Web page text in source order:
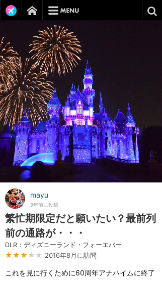
mayu
9年前に投稿
繁忙期限定だと願いたい？最前列
前の通路が・・・
DLR：ディズニーランド・フォーエバー
★★★ ★★ 2016年8月に訪問
これを見に行くために60周年アナハイムに終了